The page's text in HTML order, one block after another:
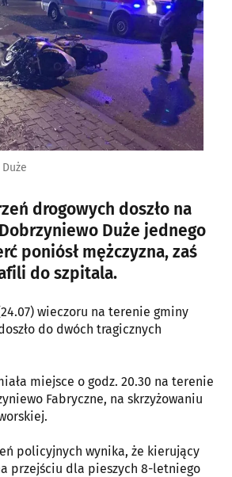
drogowych doszło na
Duże jednego
poniósł mężczyzna, zaś
do szpitala.
wieczoru na terenie gminy
do dwóch tragicznych
miejsce o godz. 20.30 na terenie
Fabryczne, na skrzyżowaniu
policyjnych wynika, że kierujący
przejściu dla pieszych 8-letniego